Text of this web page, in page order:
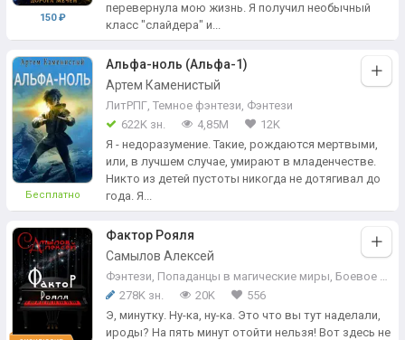
150 ₽
перевернула мою жизнь. Я получил необычный
класс "слайдера" и...
Бесплатно
Альфа-ноль (Альфа-1)
Артем Каменистый
ЛитРПГ, Темное фэнтези, Фэнтези
622K зн.
4,85М
12K
Я - недоразумение. Такие, рождаются мертвыми,
или, в лучшем случае, умирают в младенчестве.
Никто из детей пустоты никогда не дотягивал до
года. Я...
Фактор Рояля
Самылов Алексей
Фэнтези, Попаданцы в магические миры, Боевое фэнтези
278K зн.
20K
556
Э, минутку. Ну-ка, ну-ка. Это что вы тут наделали,
ироды? На пять минут отойти нельзя! Вот здесь не